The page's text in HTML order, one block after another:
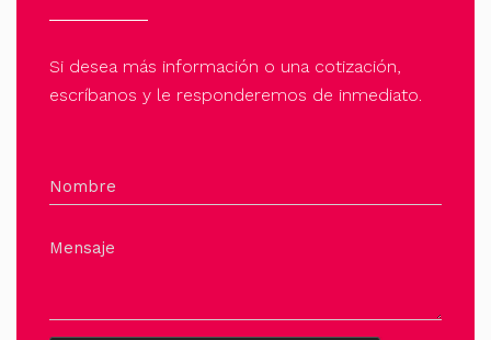
Si desea más información o una cotización,
escríbanos y le responderemos de inmediato.
Nombre
Mensaje